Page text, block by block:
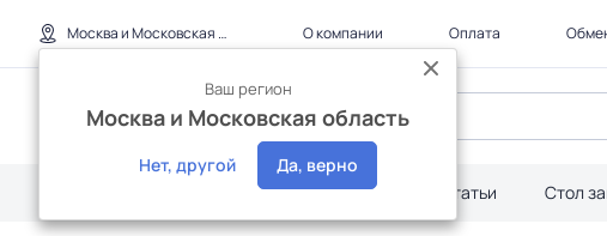
Москва и Московская область
Ваш регион
Москва и Московская область
Нет, другой Да, верно
О компании Оплата
Дилерам Акции Статьи Стол